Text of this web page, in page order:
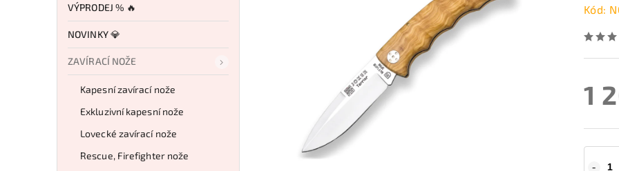
VÝPRODEJ % 🔥
NOVINKY 💎
ZAVÍRACÍ NOŽE
Kapesní zavírací nože
Exkluzivní kapesní nože
Lovecké zavírací nože
Rescue, Firefighter nože
Kód:
1